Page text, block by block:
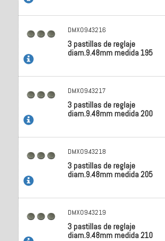
DMX0943216
3 pastillas de reglaje
diam.9.48mm medida 195
DMX0943217
3 pastillas de reglaje
diam.9.48mm medida 200
DMX0943218
3 pastillas de reglaje
diam.9.48mm medida 205
DMX0943219
3 pastillas de reglaje
diam.9.48mm medida 210